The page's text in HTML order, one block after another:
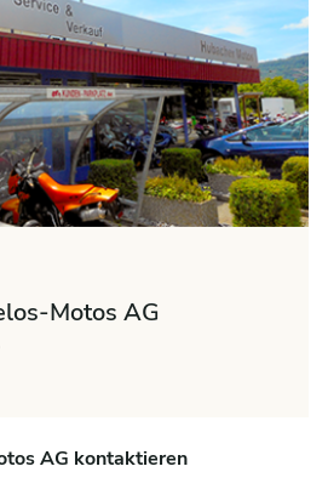
Motos AG
AG kontaktieren